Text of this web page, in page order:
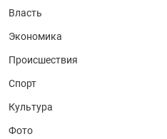
Власть
Экономика
Происшествия
Спорт
Культура
Фото